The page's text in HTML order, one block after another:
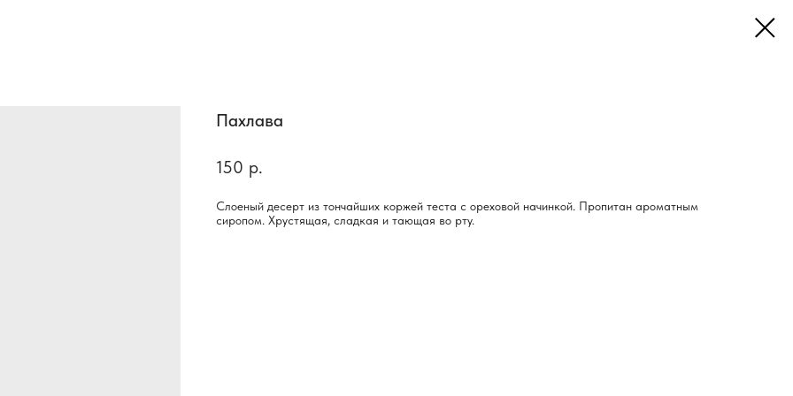
Пахлава
150 р.
Слоеный десерт из тончайших коржей теста с ореховой начинкой. Пропитан ароматным
сиропом. Хрустящая, сладкая и тающая во рту.